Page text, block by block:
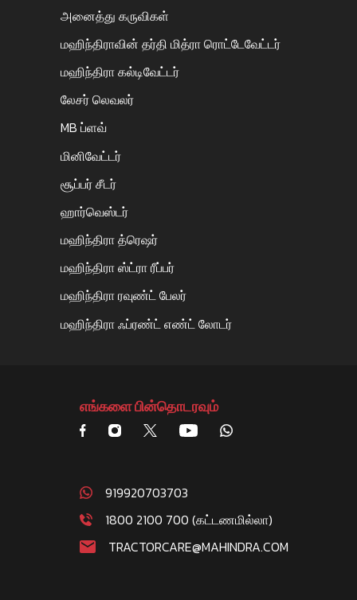
அனைத்து கருவிகள்
மஹிந்திராவின் தர்தி மித்ரா ரொட்டேவேட்டர்
மஹிந்திரா கல்டிவேட்டர்
லேசர் லெவலர்
MB ப்ளவ்
மினிவேட்டர்
சூப்பர் சீடர்
ஹார்வெஸ்டர்
மஹிந்திரா த்ரெஷர்
மஹிந்திரா ஸ்ட்ரா ரீப்பர்
மஹிந்திரா ரவுண்ட் பேலர்
மஹிந்திரா ஃப்ரண்ட் எண்ட் லோடர்
எங்களை பின்தொடரவும்
919920703703
1800 2100 700 (கட்டணமில்லா)
TRACTORCARE@MAHINDRA.COM